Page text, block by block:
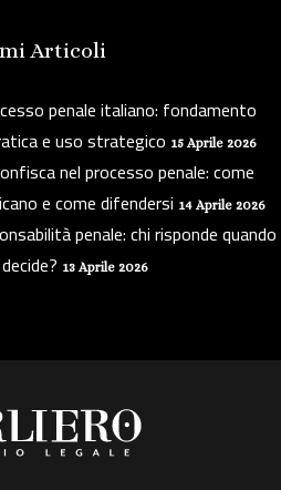
Articoli
penale italiano: fondamento
e uso strategico 15 Aprile 2026
nel processo penale: come
e come difendersi 14 Aprile 2026
penale: chi risponde quando
13 Aprile 2026